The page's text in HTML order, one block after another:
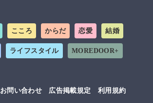
こころ からだ 恋愛 結婚
ライフスタイル MOREDOOR+
お問い合わせ 広告掲載規定 利用規約